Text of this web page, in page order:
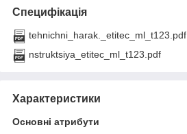
Специфікація
tehnichni_harak._etitec_ml_t123.pdf
nstruktsiya_etitec_ml_t123.pdf
Характеристики
Основні атрибути